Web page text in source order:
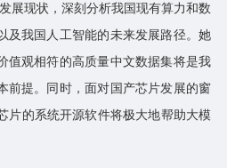
展现状，深刻分析我国现有算力和数
及我国人工智能的未来发展路径。她
值观相符的高质量中文数据集将是我
前提。同时，面对国产芯片发展的窗
片的系统开源软件将极大地帮助大模